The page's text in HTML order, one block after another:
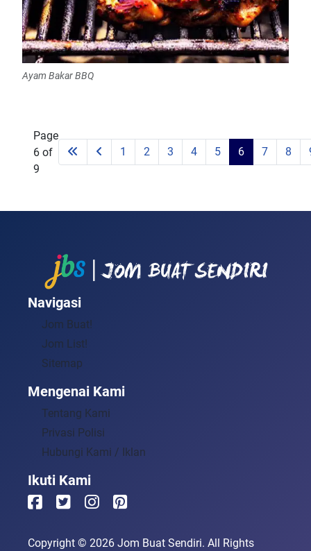
Ayam Bakar BBQ
Page
6 of
9
1 2 3 4 5 6 7 8
Navigasi
Jom Buat!
Jom List!
Sitemap
Mengenai Kami
Tentang Kami
Privasi Polisi
Hubungi Kami / Iklan
Ikuti Kami
Copyright © 2026 Jom Buat Sendiri. All Rights